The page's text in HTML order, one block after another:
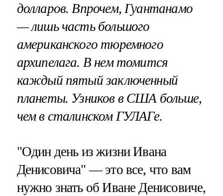
долларов. Впрочем, Гуантанамо
— лишь часть большого
американского тюремного
архипелага. В нем томится
каждый пятый заключенный
планеты. Узников в США больше,
чем в сталинском ГУЛАГе.
"Один день из жизни Ивана
Денисовича" — это все, что вам
нужно знать об Иване Денисовиче,